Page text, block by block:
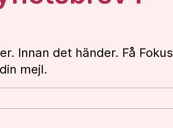
Innan det händer. Få Fokus
mejl.